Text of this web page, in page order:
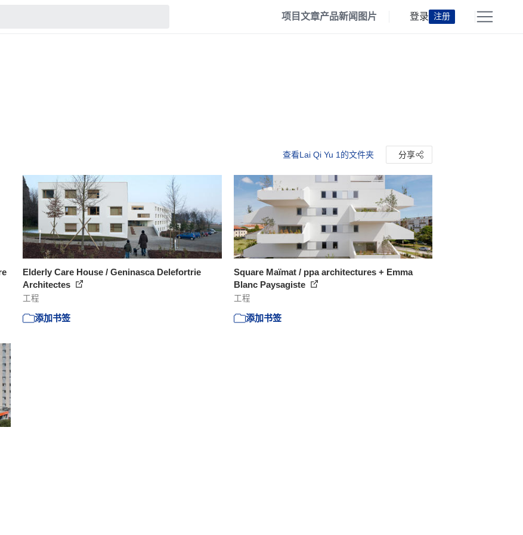
项目文章产品新闻 图片 登录 注册
查看Lai Qi Yu 1的文件夹 分享
Elderly Care House / Geninasca Delefortrie
Architectes
工程
添加书签
Square Maïmat / ppa architectures + Emma
Blanc Paysagiste
工程
添加书签